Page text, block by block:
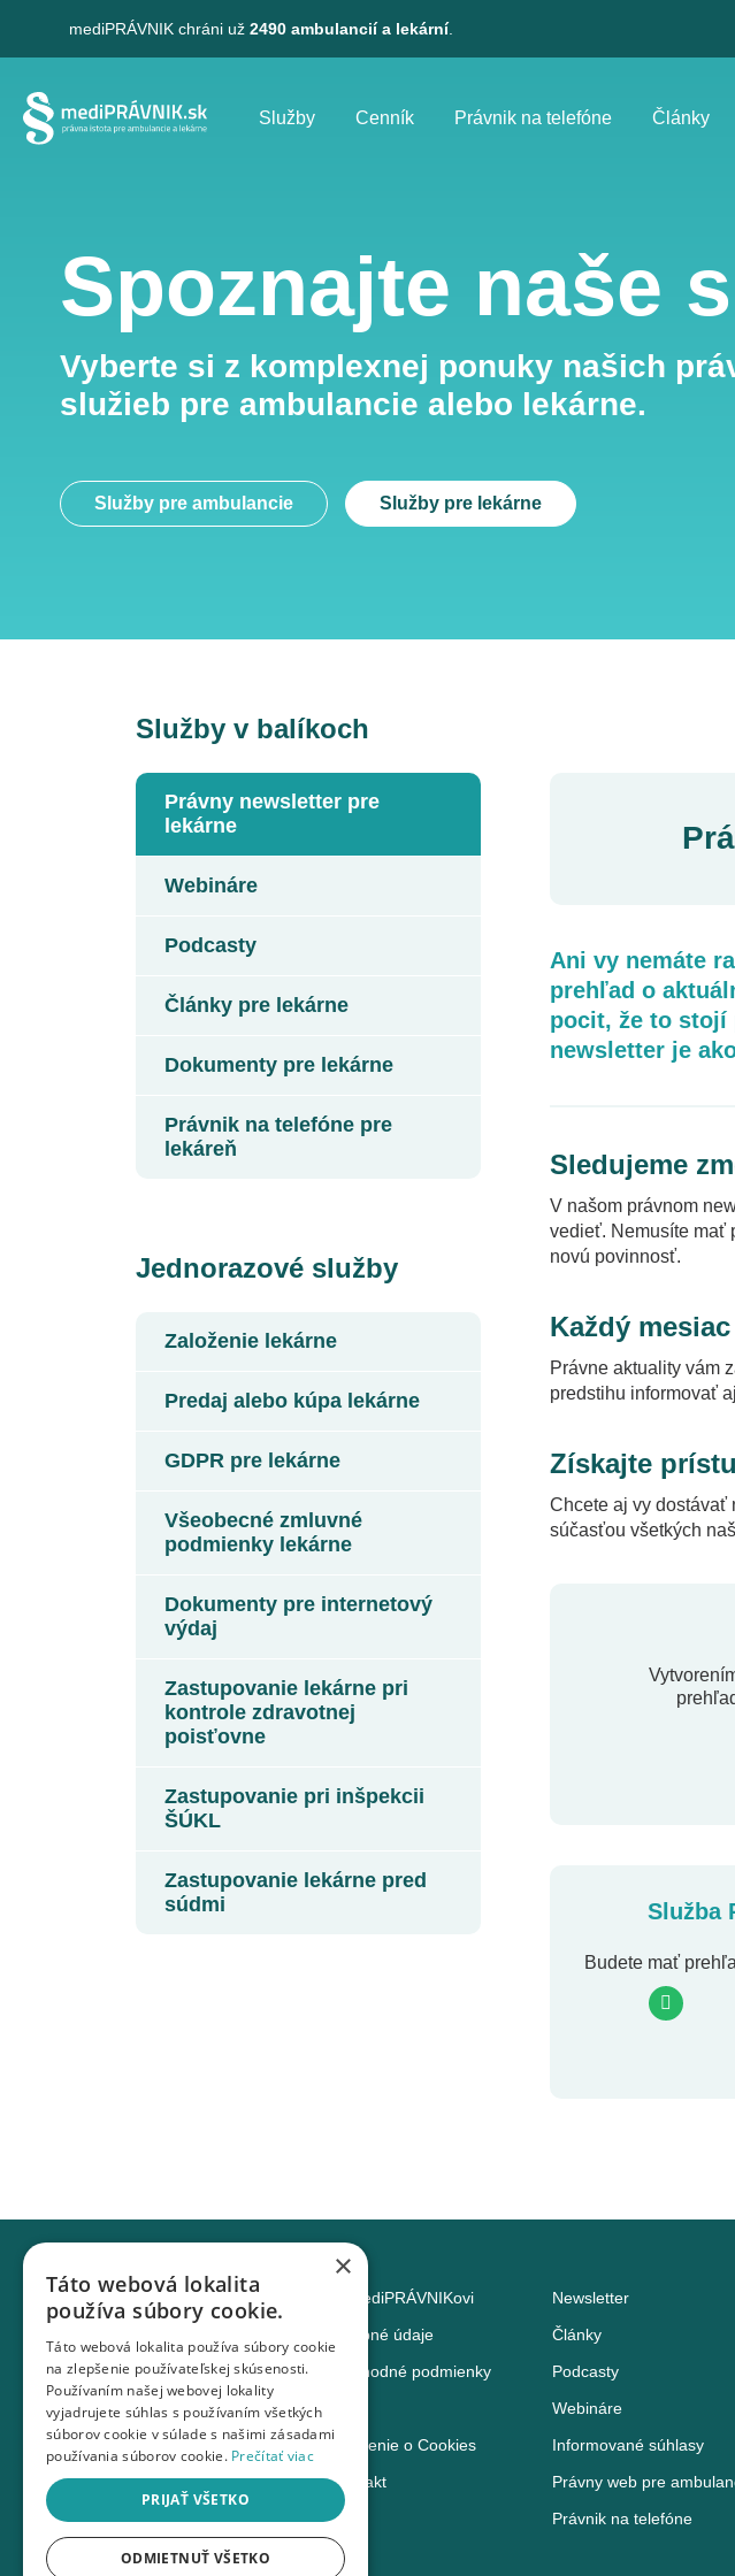
mediPRÁVNIK chráni už 2490 ambulancií a lekární.
Služby Cenník Právnik na telefóne Články
Spoznajte naše
Vyberte si z komplexnej ponuky našich
služieb pre ambulancie alebo lekárne.
Služby pre ambulancie Služby pre lekárne
Služby v balíkoch
Právny newsletter pre
lekárne
Webináre
Podcasty
Články pre lekárne
Dokumenty pre lekárne
Právnik na telefóne pre
lekáreň
Jednorazové služby
Založenie lekárne
Predaj alebo kúpa lekárne
GDPR pre lekárne
Všeobecné zmluvné
podmienky lekárne
Dokumenty pre internetový
výdaj
Zastupovanie lekárne pri
kontrole zdravotnej
poisťovne
Zastupovanie pri inšpekcii
ŠÚKL
Zastupovanie lekárne pred
súdmi
Ani vy nemáte
prehľad o
pocit, že to stojí
newsletter je
Sledujeme
V našom právnom
vedieť. Nemusíte mať
novú povinnosť.
Každý
Právne aktuality vám
predstihu informovať
Získajte
Chcete aj vy dostávať
súčasťou všetkých
Služba
Budete mať
Potrebujete poradiť?
podpora@medipravnik.sk
+421 948 075 965
+421 55 694 39 91
O mediPRÁVNIKovi
Osobné údaje
Obchodné podmienky
Poučenie o Cookies
Kontakt
Newsletter
Články
Podcasty
Webináre
Informované súhlasy
Právny web pre
Právnik na telefóne
×
Táto webová lokalita
používa súbory cookie.
Táto webová lokalita používa súbory cookie
na zlepšenie používateľskej skúsenosti.
Používaním našej webovej lokality
vyjadrujete súhlas s používaním všetkých
súborov cookie v súlade s našimi zásadami
používania súborov cookie. Prečítať viac
PRIJAŤ VŠETKO
ODMIETNUŤ VŠETKO